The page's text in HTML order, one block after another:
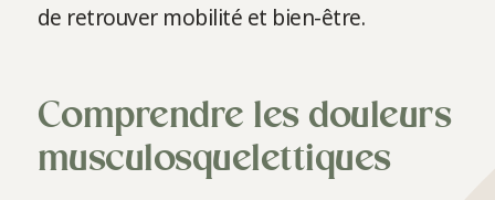
de retrouver mobilité et bien-être.
Comprendre les douleurs
musculosquelettiques